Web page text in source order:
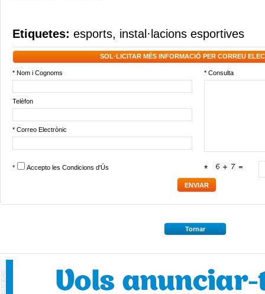
Etiquetes: esports, instal·lacions esportives
SOL·LICITAR MÉS INFORMACIÓ PER CORREU
* Nom i Cognoms * Consulta
Telèfon
* Correo Electrònic
* Accepto les Condicions d'Ús *
Tornar